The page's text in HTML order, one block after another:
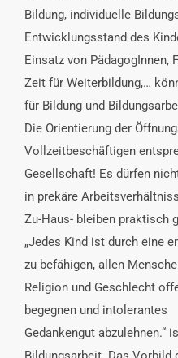
Bildung, individuelle
Entwicklungsstand des
Einsatz von PädagogInnen,
Zeit für Weiterbildung,…
für Bildung und
Die Orientierung der
Vollzeitbeschäftigen
Gesellschaft! Es dürfen
in prekäre
Zu-Haus- bleiben praktisch
„Jedes Kind ist durch eine
zu befähigen, allen
Religion und Geschlecht
begegnen und intolerantes
Gedankengut abzulehnen.“